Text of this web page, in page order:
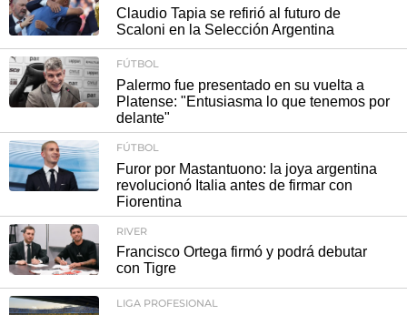
Claudio Tapia se refirió al futuro de
Scaloni en la Selección Argentina
FÚTBOL
Palermo fue presentado en su vuelta a
Platense: "Entusiasma lo que tenemos por
delante"
FÚTBOL
Furor por Mastantuono: la joya argentina
revolucionó Italia antes de firmar con
Fiorentina
RIVER
Francisco Ortega firmó y podrá debutar
con Tigre
LIGA PROFESIONAL